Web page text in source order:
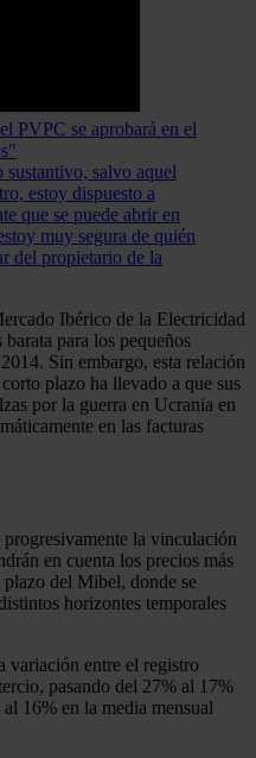
PVPC se aprobará en el
salvo aquel
estoy dispuesto a
que se puede abrir en
muy segura de quién
del propietario de la
Ibérico de la Electricidad
para los pequeños
Sin embargo, esta relación
plazo ha llevado a que sus
por la guerra en Ucrania en
en las facturas
progresivamente la vinculación
en cuenta los precios más
plazo del Mibel, donde se
horizontes temporales
variación entre el registro
pasando del 27% al 17%
16% en la media mensual